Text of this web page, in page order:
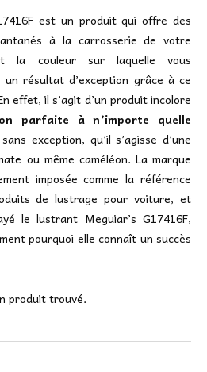
est un produit qui offre des
à la carrosserie de votre
la couleur sur laquelle vous
un résultat d’exception grâce à ce
effet, il s’agit d’un produit incolore
parfaite à n’importe quelle
sans exception, qu’il s’agisse d’une
ou même caméléon. La marque
imposée comme la référence
de lustrage pour voiture, et
le lustrant Meguiar’s G17416F,
pourquoi elle connaît un succès
produit trouvé.